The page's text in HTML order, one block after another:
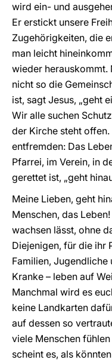
wird ein- und
Er erstickt unsere
Zugehörigkeiten, die
man leicht
wieder herauskommt.
nicht so die
ist, sagt Jesus, „geht
Wir alle suchen
der Kirche steht
entfremden: Das
Pfarrei, im Verein, in
gerettet ist, „geht
Meine Lieben, geht
Menschen, das
wachsen lässt, ohne
Diejenigen, für die ihr
Familien, Jugendliche
Kranke – leben auf
Manchmal wird es
keine Landkarten
auf dessen so
viele Menschen
scheint es, als